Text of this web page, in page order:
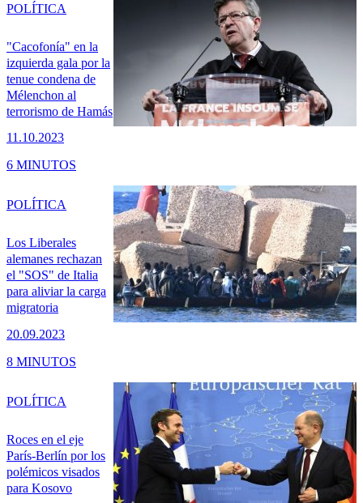
"Cacofonía" en la
izquierda gala por la
tenue condena de
Mélenchon al
terrorismo de Hamás
11.10.2023
POLÍTICA
6 MINUTOS
Los Liberales
alemanes rechazan
el "SOS" de Italia
para aliviar la carga
migratoria
20.09.2023
POLÍTICA
8 MINUTOS
Roces en el eje
París-Berlín por los
polémicos visados
para Kosovo
POLÍTICA